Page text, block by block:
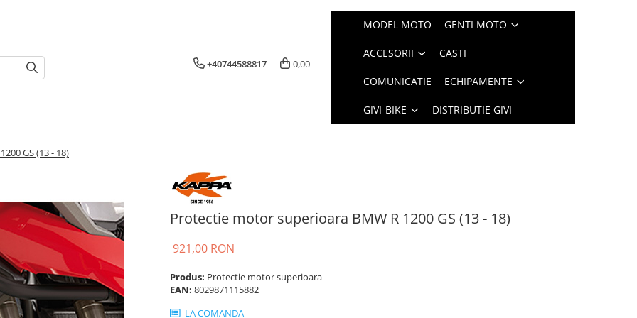
+40744588817 0,00
MODEL MOTO GENTI MOTO
ACCESORII CASTI
COMUNICATIE ECHIPAMENTE
GIVI-BIKE DISTRIBUTIE GIVI
GS (13 - 18)
Protectie motor superioara BMW R 1200 GS (13 - 18)
921,00 RON
Produs: Protectie motor superioara
EAN: 8029871115882
LA COMANDA